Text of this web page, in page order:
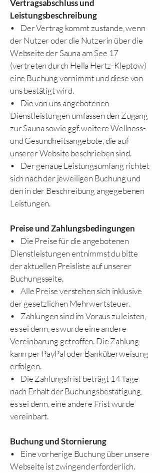
Vertragsabschluss und
Leistungsbeschreibung
• Der Vertrag kommt zustande, wenn
der Nutzer oder die Nutzerin über die
Webseite der Sauna am See 17
(vertreten durch Hella Hertz-Kleptow)
eine Buchung vornimmt und diese von
uns bestätigt wird.
• Die von uns angebotenen
Dienstleistungen umfassen den Zugang
zur Sauna sowie ggf. weitere Wellness-
und Gesundheitsangebote, die auf
unserer Website beschrieben sind.
• Der genaue Leistungsumfang richtet
sich nach der jeweiligen Buchung und
den in der Beschreibung angegebenen
Leistungen.
Preise und Zahlungsbedingungen
• Die Preise für die angebotenen
Dienstleistungen entnimmst du bitte
der aktuellen Preisliste auf unserer
Buchungsseite.
• Alle Preise verstehen sich inklusive
der gesetzlichen Mehrwertsteuer.
• Zahlungen sind im Voraus zu leisten,
es sei denn, es wurde eine andere
Vereinbarung getroffen. Die Zahlung
kann per PayPal oder Banküberweisung
erfolgen.
• Die Zahlungsfrist beträgt 14 Tage
nach Erhalt der Buchungsbestätigung,
es sei denn, eine andere Frist wurde
vereinbart.
Buchung und Stornierung
• Eine vorherige Buchung über unsere
Webseite ist zwingend erforderlich.